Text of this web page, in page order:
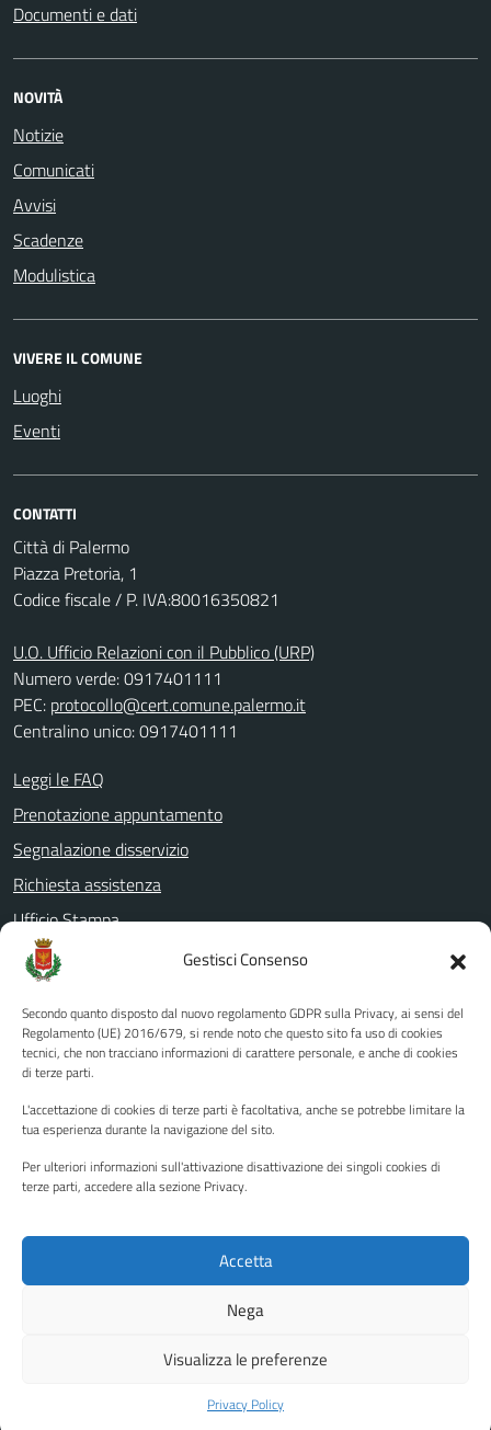
Gestisci Consenso
Secondo quanto disposto dal nuovo regolamento GDPR sulla Privacy, ai sensi del
Regolamento (UE) 2016/679, si rende noto che questo sito fa uso di cookies
tecnici, che non tracciano informazioni di carattere personale, e anche di cookies
di terze parti.
L'accettazione di cookies di terze parti è facoltativa, anche se potrebbe limitare la
tua esperienza durante la navigazione del sito.
Per ulteriori informazioni sull'attivazione disattivazione dei singoli cookies di
terze parti, accedere alla sezione Privacy.
Accetta
Nega
Visualizza le preferenze
Privacy Policy
Documenti e dati
NOVITÀ
Notizie
Comunicati
Avvisi
Scadenze
Modulistica
VIVERE IL COMUNE
Luoghi
Eventi
CONTATTI
Città di Palermo
Piazza Pretoria, 1
Codice fiscale / P. IVA:80016350821
U.O. Ufficio Relazioni con il Pubblico (URP)
Numero verde: 0917401111
PEC: protocollo@cert.comune.palermo.it
Centralino unico: 0917401111
Leggi le FAQ
Prenotazione appuntamento
Segnalazione disservizio
Richiesta assistenza
Ufficio Stampa
Amministrazione Trasparente
Albo pretorio
Informativa privacy
Note legali
Piano di miglioramento del sito
Instagram